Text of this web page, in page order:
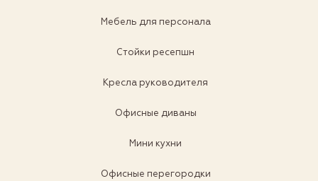
Мебель для персонала
Стойки ресепшн
Кресла руководителя
Офисные диваны
Мини кухни
Офисные перегородки